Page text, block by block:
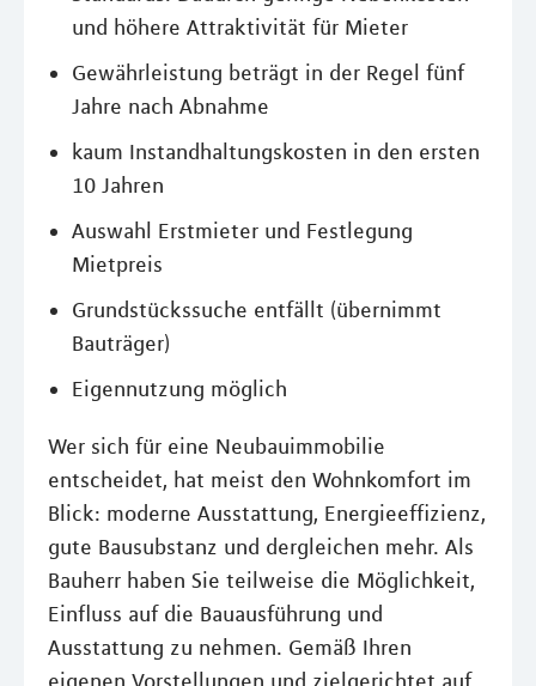
und höhere Attraktivität für Mieter
Gewährleistung beträgt in der Regel fünf
Jahre nach Abnahme
kaum Instandhaltungskosten in den ersten
10 Jahren
Auswahl Erstmieter und Festlegung
Mietpreis
Grundstückssuche entfällt (übernimmt
Bauträger)
Eigennutzung möglich
Wer sich für eine Neubauimmobilie
entscheidet, hat meist den Wohnkomfort im
Blick: moderne Ausstattung, Energieeffizienz,
gute Bausubstanz und dergleichen mehr. Als
Bauherr haben Sie teilweise die Möglichkeit,
Einfluss auf die Bauausführung und
Ausstattung zu nehmen. Gemäß Ihren